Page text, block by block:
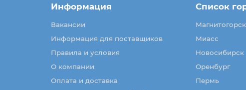
Информация
Вакансии
Информация для поставщиков
Правила и условия
О компании
Оплата и доставка
Список
Магнитогорск
Миасс
Новосибирск
Оренбург
Пермь